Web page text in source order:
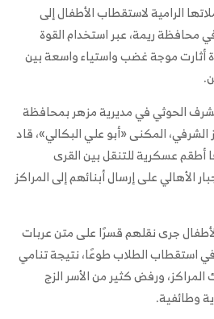
الرامية لاستقطاب الأطفال إلى
محافظة ريمة، عبر استخدام القوة
أثارت موجة غضب واستياء واسعة بين
الحوثي في مديرية مزهر بمحافظة
المكنى «أبو علي البكالي»، قاد
عسكرية للتنقل بين القرى
الأهالي على إرسال أبنائهم إلى المراكز
جرى نقلهم قسرًا على متن عربات
استقطاب الطلاب طوعًا، نتيجة تنامي
ورفض كثير من الأسر الزج
وطائفية.